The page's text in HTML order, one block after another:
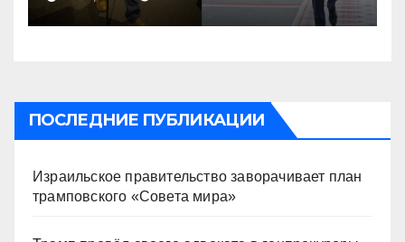
ПОСЛЕДНИЕ ПУБЛИКАЦИИ
Израильское правительство заворачивает план
трамповского «Совета мира»